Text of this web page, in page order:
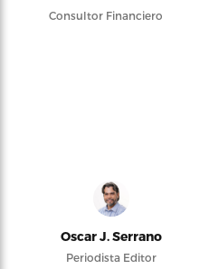
Consultor Financiero
Oscar J. Serrano
Periodista Editor